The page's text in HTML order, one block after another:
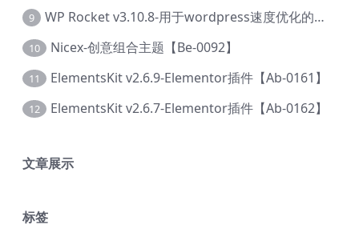
9 WP Rocket v3.10.8-用于wordpress速度优化的缓存加速插件【Cd-0019】
10 Nicex-创意组合主题【Be-0092】
11 ElementsKit v2.6.9-Elementor插件【Ab-0161】
12 ElementsKit v2.6.7-Elementor插件【Ab-0162】
文章展示
标签